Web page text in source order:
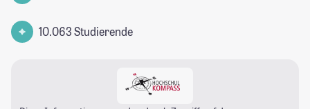
10.063 Studierende